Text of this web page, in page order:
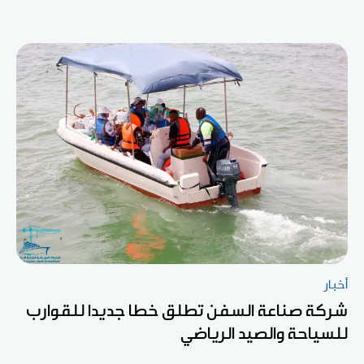
أخبار
شركة صناعة السفن تطلق خطا جديدا للقوارب
للسياحة والصيد الرياضي